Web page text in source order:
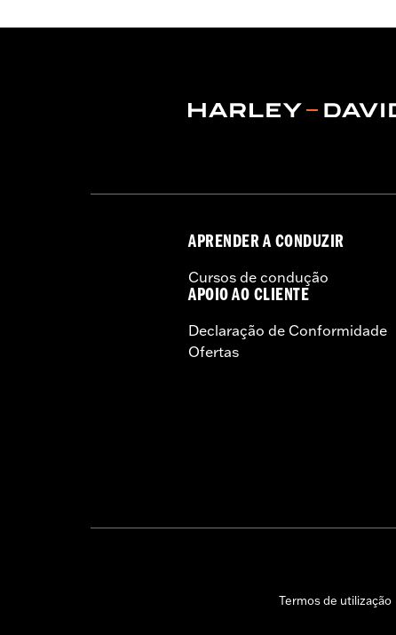
Volume:12 Ounce
APRENDER A CONDUZIR
Cursos de condução
APOIO AO CLIENTE
Declaração de Conformidade
Ofertas
Termos de utilização